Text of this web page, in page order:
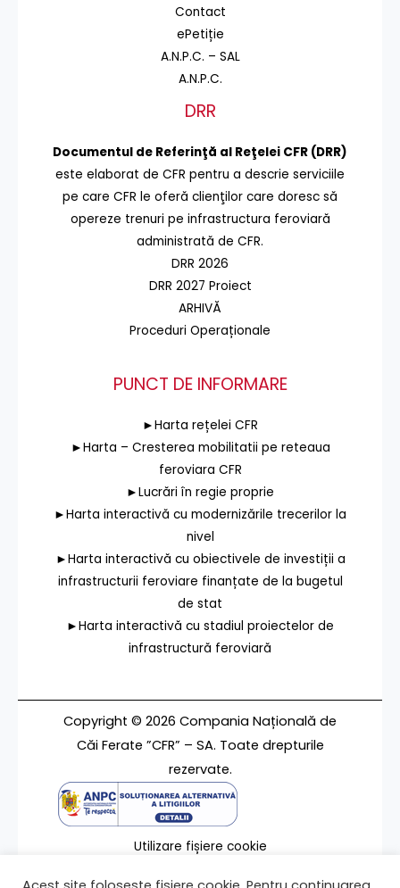
Contact
ePetiție
A.N.P.C. – SAL
A.N.P.C.
DRR
Documentul de Referinţă al Reţelei CFR (DRR)
este elaborat de CFR pentru a descrie serviciile
pe care CFR le oferă clienţilor care doresc să
opereze trenuri pe infrastructura feroviară
administrată de CFR.
DRR 2026
DRR 2027 Proiect
ARHIVĂ
Proceduri Operaționale
PUNCT DE INFORMARE
►Harta rețelei CFR
►Harta – Cresterea mobilitatii pe reteaua
feroviara CFR
►Lucrări în regie proprie
►Harta interactivă cu modernizările trecerilor la
nivel
►Harta interactivă cu obiectivele de investiții a
infrastructurii feroviare finanțate de la bugetul
de stat
►Harta interactivă cu stadiul proiectelor de
infrastructură feroviară
Copyright © 2026 Compania Națională de
Căi Ferate ”CFR” – SA. Toate drepturile
rezervate.
Utilizare fișiere cookie